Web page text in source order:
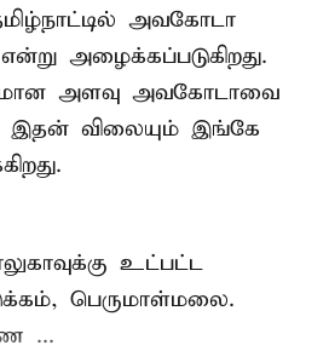
அவகோடா
அழைக்கப்படுகிறது.
அளவு அவகோடாவை
இதன் விலையும் இங்கே
உட்பட்ட
பெருமாள்மலை.
...